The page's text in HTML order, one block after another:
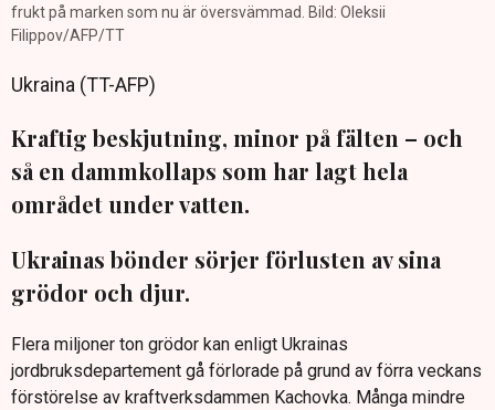
frukt på marken som nu är översvämmad. Bild: Oleksii
Filippov/AFP/TT
Ukraina (TT-AFP)
Kraftig beskjutning, minor på fälten – och
så en dammkollaps som har lagt hela
området under vatten.
Ukrainas bönder sörjer förlusten av sina
grödor och djur.
Flera miljoner ton grödor kan enligt Ukrainas
jordbruksdepartement gå förlorade på grund av förra veckans
förstörelse av kraftverksdammen Kachovka. Många mindre